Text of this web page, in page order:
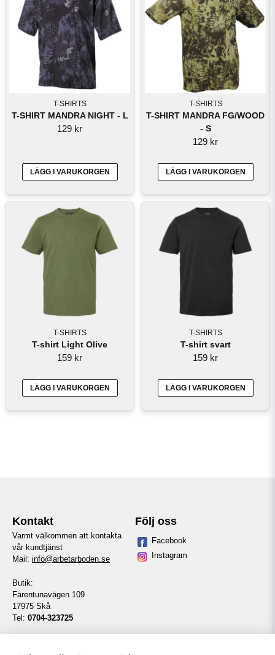
T-SHIRTS
T-SHIRT MANDRA NIGHT - L
129 kr
LÄGG I VARUKORGEN
T-SHIRTS
T-SHIRT MANDRA FG/WOOD
- S
129 kr
LÄGG I VARUKORGEN
T-SHIRTS
T-shirt Light Olive
159 kr
LÄGG I VARUKORGEN
T-SHIRTS
T-shirt svart
159 kr
LÄGG I VARUKORGEN
Kontakt
Varmt välkommen att kontakta
vår kundtjänst
Mail: info@arbetarboden.se
Butik:
Färentunavägen 109
17975 Skå
Tel: 0704-323725
Följ oss
Facebook
Instagram